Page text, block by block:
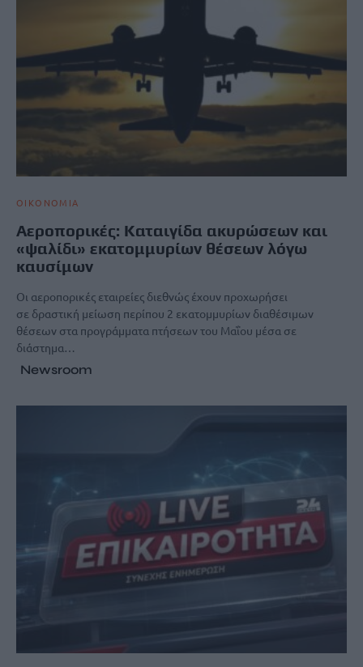
ΟΙΚΟΝΟΜΙΑ
Αεροπορικές: Καταιγίδα ακυρώσεων και
«ψαλίδι» εκατομμυρίων θέσεων λόγω
καυσίμων
Οι αεροπορικές εταιρείες διεθνώς έχουν προχωρήσει
σε δραστική μείωση περίπου 2 εκατομμυρίων διαθέσιμων
θέσεων στα προγράμματα πτήσεων του Μαΐου μέσα σε
διάστημα…
Newsroom